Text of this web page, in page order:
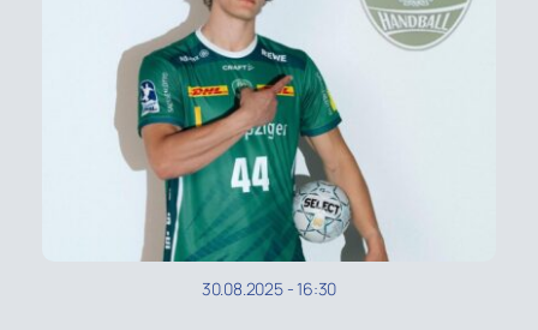
30.08.2025-16:30